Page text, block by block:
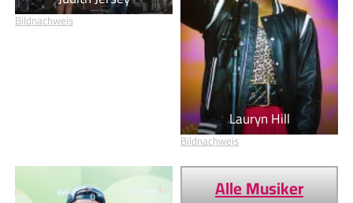
Bildnachweis
Lauryn Hill
Bildnachweis
Alle Musiker